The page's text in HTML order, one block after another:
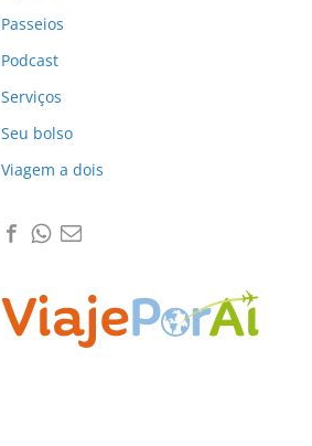
Passeios
Podcast
Serviços
Seu bolso
Viagem a dois